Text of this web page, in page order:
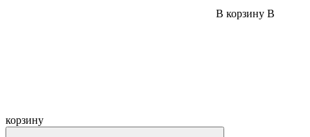
В корзину В
корзину